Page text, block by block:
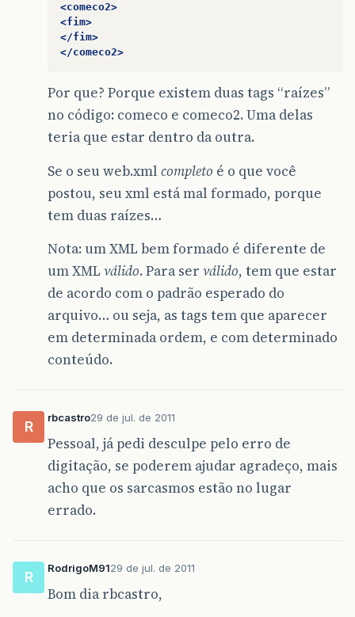
<comeco2>
<fim>
</fim>
</comeco2>
Por que? Porque existem duas tags “raízes”
no código: comeco e comeco2. Uma delas
teria que estar dentro da outra.
Se o seu web.xml completo é o que você
postou, seu xml está mal formado, porque
tem duas raízes…
Nota: um XML bem formado é diferente de
um XML válido. Para ser válido, tem que estar
de acordo com o padrão esperado do
arquivo… ou seja, as tags tem que aparecer
em determinada ordem, e com determinado
conteúdo.
R
rbcastro29 de jul. de 2011
Pessoal, já pedi desculpe pelo erro de
digitação, se poderem ajudar agradeço, mais
acho que os sarcasmos estão no lugar
errado.
R
RodrigoM9129 de jul. de 2011
Bom dia rbcastro,